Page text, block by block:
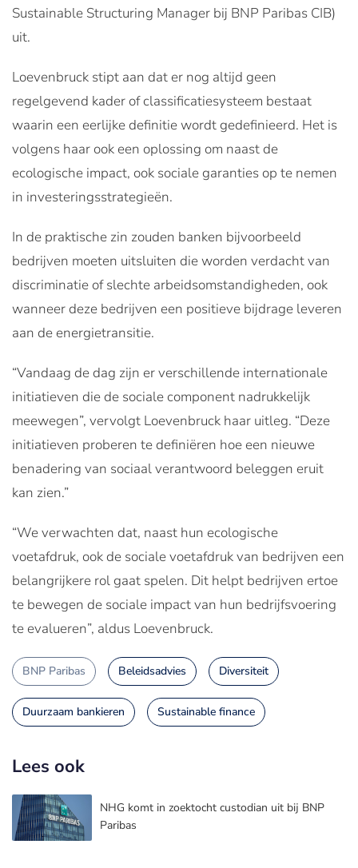
Sustainable Structuring Manager bij BNP Paribas CIB)
uit.
Loevenbruck stipt aan dat er nog altijd geen
regelgevend kader of classificatiesysteem bestaat
waarin een eerlijke definitie wordt gedefinieerd. Het is
volgens haar ook een oplossing om naast de
ecologische impact, ook sociale garanties op te nemen
in investeringsstrategieën.
In de praktische zin zouden banken bijvoorbeeld
bedrijven moeten uitsluiten die worden verdacht van
discriminatie of slechte arbeidsomstandigheden, ook
wanneer deze bedrijven een positieve bijdrage leveren
aan de energietransitie.
“Vandaag de dag zijn er verschillende internationale
initiatieven die de sociale component nadrukkelijk
meewegen”, vervolgt Loevenbruck haar uitleg. “Deze
initiatieven proberen te definiëren hoe een nieuwe
benadering van sociaal verantwoord beleggen eruit
kan zien.”
“We verwachten dat, naast hun ecologische
voetafdruk, ook de sociale voetafdruk van bedrijven een
belangrijkere rol gaat spelen. Dit helpt bedrijven ertoe
te bewegen de sociale impact van hun bedrijfsvoering
te evalueren”, aldus Loevenbruck.
BNP Paribas Beleidsadvies Diversiteit
Duurzaam bankieren Sustainable finance
Lees ook
NHG komt in zoektocht custodian uit bij BNP
Paribas